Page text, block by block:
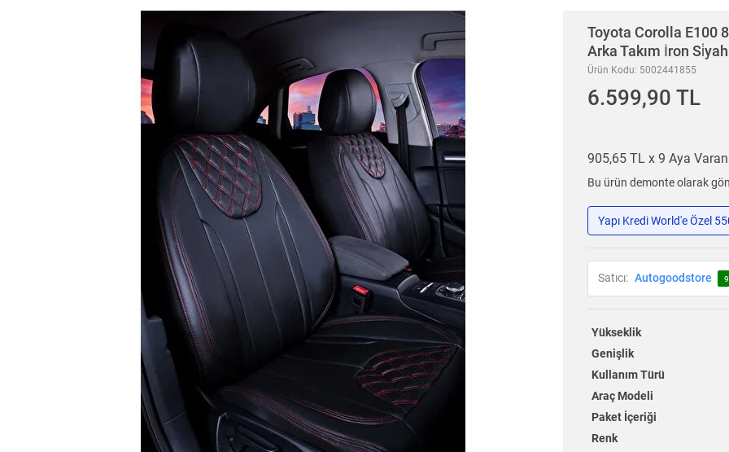
Toyota Corolla E100
Arka Takım İron
Ürün Kodu: 5002441855
6.599,90 TL
905,65 TL x 9 Aya Varan
Bu ürün demonte olarak
Yapı Kredi World'e Özel
Satıcı: Autogoodstore
Yükseklik
Genişlik
Kullanım Türü
Araç Modeli
Paket İçeriği
Renk